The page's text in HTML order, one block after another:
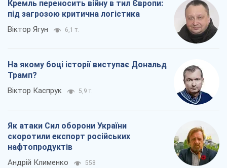
Кремль переносить війну в тил Європи:
під загрозою критична логістика
Віктор Ягун 6,1 т.
На якому боці історії виступає Дональд
Трамп?
Віктор Каспрук 5,9 т.
Як атаки Сил оборони України
скоротили експорт російських
нафтопродуктів
Андрій Клименко 558